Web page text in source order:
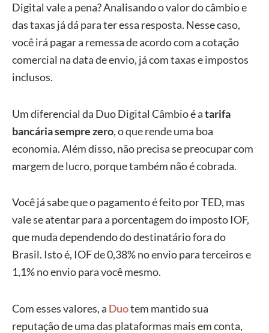
Digital vale a pena? Analisando o valor do câmbio e
das taxas já dá para ter essa resposta. Nesse caso,
você irá pagar a remessa de acordo com a cotação
comercial na data de envio, já com taxas e impostos
inclusos.
Um diferencial da Duo Digital Câmbio é atarifa
bancária sempre zero, o que rende uma boa
economia. Além disso, não precisa se preocupar com
margem de lucro, porque também não é cobrada.
Você já sabe que o pagamento é feito por TED, mas
vale se atentar para a porcentagem do imposto IOF,
que muda dependendo do destinatário fora do
Brasil. Isto é, IOF de 0,38% no envio para terceiros e
1,1% no envio para você mesmo.
Com esses valores, a Duotem mantido sua
reputação de uma das plataformas mais em conta,